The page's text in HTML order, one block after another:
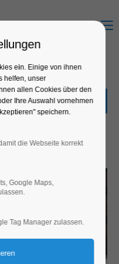
Menu
ein. Einige von ihnen
helfen, unser
allen Cookies über den
Ihre Auswahl vornehmen
speichern.
die Webseite korrekt
Google Maps,
Tag Manager zulassen.